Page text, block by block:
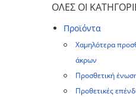
ΌΛΕΣ ΟΙ
Προϊόντα
Χαμηλότερα
άκρων
Προσθετική
Προθετικές